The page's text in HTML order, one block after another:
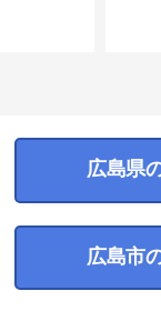
広島県
広島市